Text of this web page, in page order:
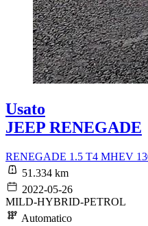
Usato
JEEP RENEGADE
RENEGADE 1.5 T4 MHEV
51.334 km
2022-05-26
MILD-HYBRID-PETROL
Automatico